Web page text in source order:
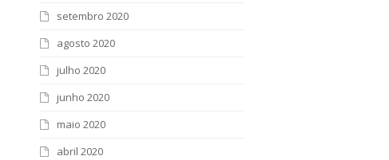
setembro 2020
agosto 2020
julho 2020
junho 2020
maio 2020
abril 2020